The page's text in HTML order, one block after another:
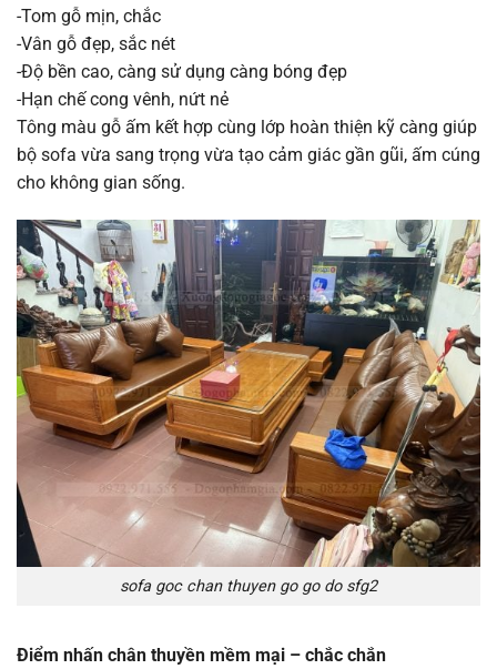
-Tom gỗ mịn, chắc
-Vân gỗ đẹp, sắc nét
-Độ bền cao, càng sử dụng càng bóng đẹp
-Hạn chế cong vênh, nứt nẻ
Tông màu gỗ ấm kết hợp cùng lớp hoàn thiện kỹ càng giúp
bộ sofa vừa sang trọng vừa tạo cảm giác gần gũi, ấm cúng
cho không gian sống.
sofa goc chan thuyen go go do sfg2
Điểm nhấn chân thuyền mềm mại – chắc chắn